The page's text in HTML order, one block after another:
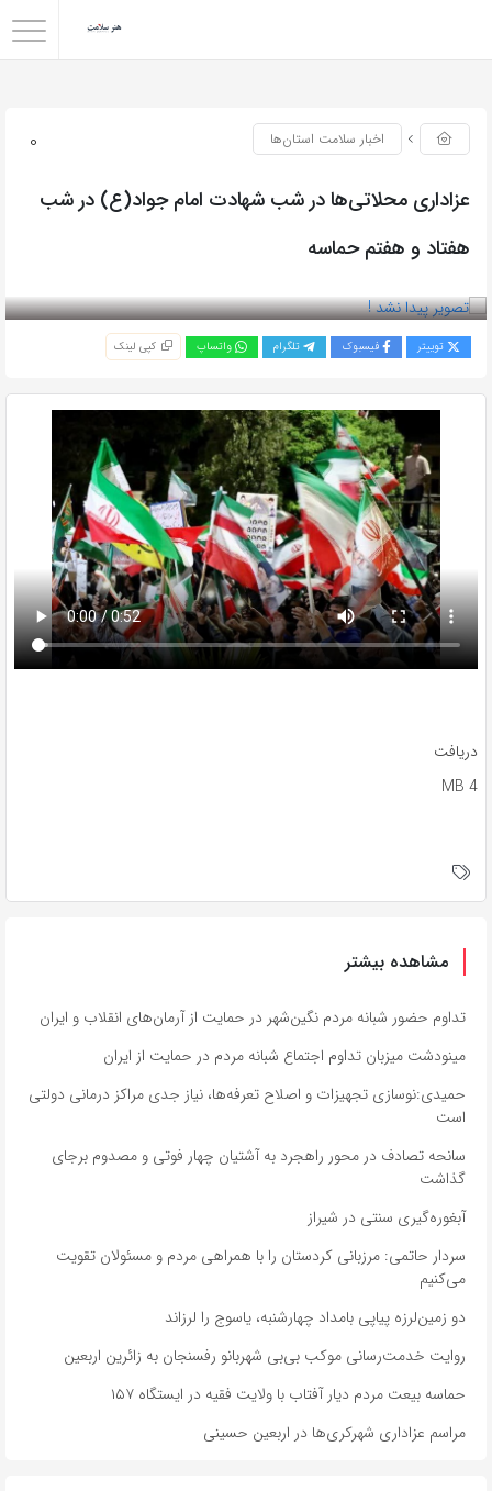
0 اخبار سلامت استان‌ها
عزاداری محلاتی‌ها در شب شهادت امام جواد(ع) در شب
هفتاد و هفتم حماسه
توییتر فیسبوک تلگرام واتساپ کپی لینک
دریافت
4 MB
مشاهده بیشتر
تداوم حضور شبانه مردم نگین‌شهر در حمایت از آرمان‌های انقلاب و ایران
مینودشت میزبان تداوم اجتماع شبانه مردم در حمایت از ایران
حمیدی:نوسازی تجهیزات و اصلاح تعرفه‌ها، نیاز جدی مراکز درمانی دولتی
است
سانحه تصادف در محور راهجرد به آشتیان چهار فوتی و مصدوم برجای
گذاشت
آبغوره‌گیری سنتی در شیراز
سردار حاتمی: مرزبانی کردستان را با همراهی مردم و مسئولان تقویت
می‌کنیم
دو زمین‌لرزه پیاپی بامداد چهارشنبه، یاسوج را لرزاند
روایت خدمت‌رسانی موکب بی‌بی شهربانو رفسنجان به زائرین اربعین
حماسه بیعت مردم دیار آفتاب با ولایت فقیه در ایستگاه ۱۵۷
مراسم عزاداری شهرکری‌ها در اربعین حسینی